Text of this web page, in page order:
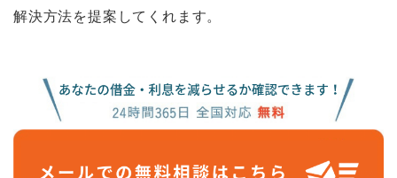
解決方法を提案してくれます。